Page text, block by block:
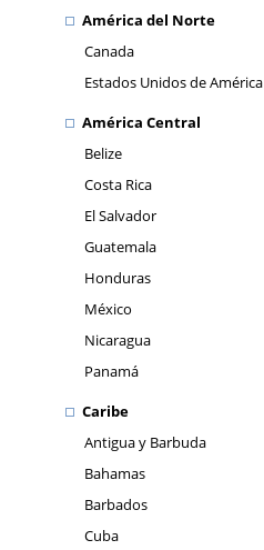
América del Norte
Canada
Estados Unidos de América
América Central
Belize
Costa Rica
El Salvador
Guatemala
Honduras
México
Nicaragua
Panamá
Caribe
Antigua y Barbuda
Bahamas
Barbados
Cuba